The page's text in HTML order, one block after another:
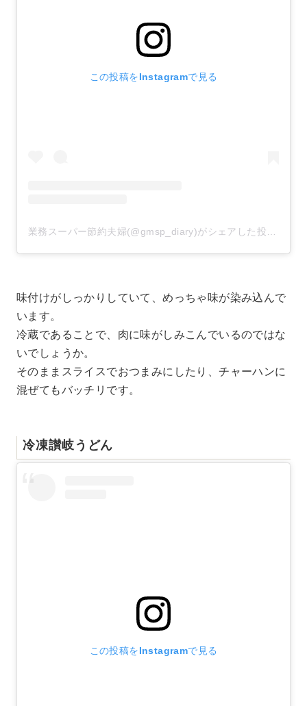
この投稿をInstagramで見る
業務スーパー節約夫婦(@gmsp_diary)がシェアした投稿
味付けがしっかりしていて、めっちゃ味が染み込んで
います。
冷蔵であることで、肉に味がしみこんでいるのではな
いでしょうか。
そのままスライスでおつまみにしたり、チャーハンに
混ぜてもバッチリです。
冷凍讃岐うどん
この投稿をInstagramで見る